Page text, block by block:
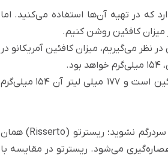
که در تهیه آن‌ها استفاده می‌کنید. اما
میزان کافئین روشن کنیم.
را به طور میانگین حاوی ۷۷ میلی‌گرم کافئین در نظر می‌گیریم، میزان کافئین آمریکانو در
بر اساس همین محاسبه، هر ۱۰۰ میلی‌لیتر لانگ بلک حاوی ۲۵.۶۷ میلی‌گرم کافئین است و 177 میلی لیتر آن ۱۵۴ میلی‌گرم
نام ریسترتو را دیدید، سردرگم نشوید؛ ریسترتو (Risserto) همان
می‌شود. ریسترتو در مقایسه با